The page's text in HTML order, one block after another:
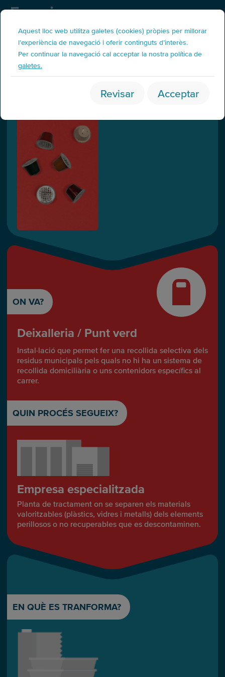
Fraccions
Deixalleria / Punt verd
Cafè (càpsules)
ON VA?
Deixalleria / Punt verd
Instal·lació que permet fer una recollida selectiva dels
residus municipals pels quals no hi ha un sistema de
recollida domiciliària o uns contenidors específics al
carrer.
QUIN PROCÉS SEGUEIX?
Empresa especialitzada
Planta de tractament on se separen els materials
valoritzables (plàstics, vidres i metalls) dels elements
perillosos o no recuperables que es descontaminen.
EN QUÈ ES TRANFORMA?
Aquest lloc web utilitza galetes (cookies) pròpies per millorar
l’experiència de navegació i oferir continguts d’interès.
Per continuar la navegació cal acceptar la nostra política de
galetes.
Revisar Acceptar